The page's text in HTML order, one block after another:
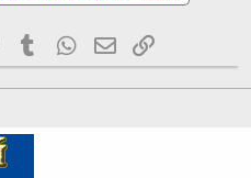
PinterestTumblrWhatsApp
EmailEnlace